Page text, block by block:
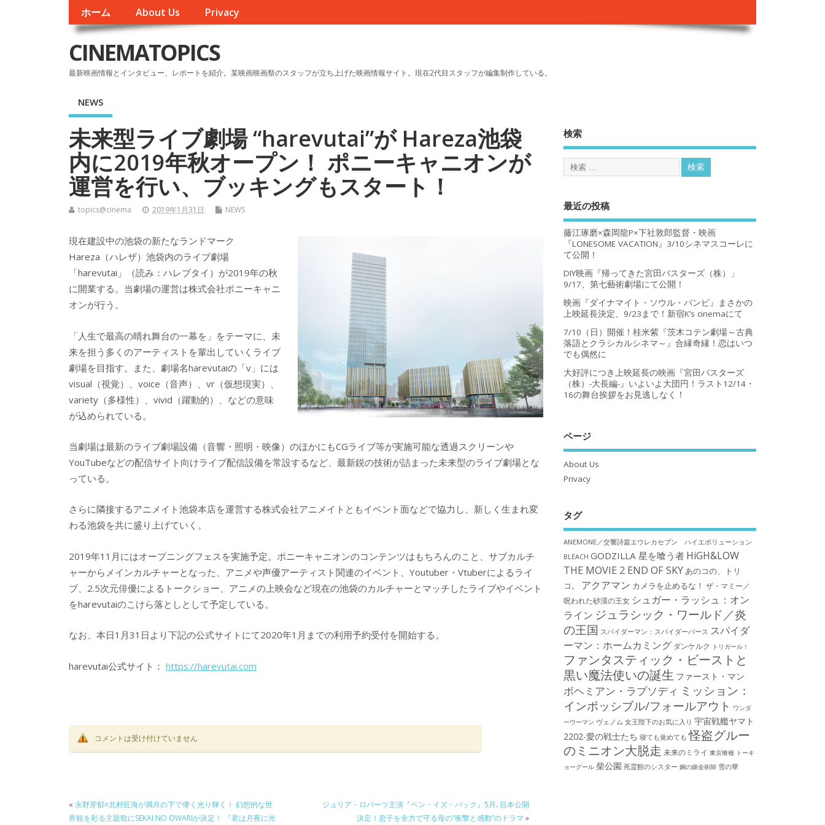
ホーム About Us Privacy
CINEMATOPICS
最新映画情報とインタビュー、レポートを紹介。某映画映画祭のスタッフが立ち上げた映画情報サイト。現在2代目スタッフが編集制作している。
NEWS
未来型ライブ劇場 “harevutai”が Hareza池袋
内に2019年秋オープン！ ポニーキャニオンが
運営を行い、ブッキングもスタート！
topics@cinema 2019年1月31日 NEWS
現在建設中の池袋の新たなランドマーク
Hareza（ハレザ）池袋内のライブ劇場
「harevutai」（読み：ハレブタイ）が2019年の秋
に開業する。当劇場の運営は株式会社ポニーキャニ
オンが行う。
「人生で最高の晴れ舞台の一幕を」をテーマに、未
来を担う多くのアーティストを輩出していくライブ
劇場を目指す。また、劇場名harevutaiの「v」には
visual（視覚）、voice（音声）、vr（仮想現実）、
variety（多様性）、vivid（躍動的）、などの意味
が込められている。
当劇場は最新のライブ劇場設備（音響・照明・映像）のほかにもCGライブ等が実施可能な透過スクリーンや
YouTubeなどの配信サイト向けライブ配信設備を常設するなど、最新鋭の技術が詰まった未来型のライブ劇場とな
っている。
さらに隣接するアニメイト池袋本店を運営する株式会社アニメイトともイベント面などで協力し、新しく生まれ変
わる池袋を共に盛り上げていく。
2019年11月にはオープニングフェスを実施予定。ポニーキャニオンのコンテンツはもちろんのこと、サブカルチ
ャーからメインカルチャーとなった、アニメや声優アーティスト関連のイベント、Youtuber・Vtuberによるライ
ブ、2.5次元俳優によるトークショー、アニメの上映会など現在の池袋のカルチャーとマッチしたライブやイベント
をharevutaiのこけら落としとして予定している。
なお、本日1月31日より下記の公式サイトにて2020年1月までの利用予約受付を開始する。
harevutai公式サイト： https://harevutai.com
コメントは受け付けていません
« 永野芽郁×北村匠海が満月の下で儚く光り輝く！ 幻想的な世
界観を彩る主題歌にSEKAI NO OWARIが決定！ 『君は月夜に光
ジュリア・ロバーツ主演『ベン・イズ・バック』5月､日本公開
決定！息子を全力で守る母の“衝撃と感動”のドラマ »
検索
最近の投稿
藤江琢磨×森岡龍P×下社敦郎監督・映画
『LONESOME VACATION』3/10シネマスコーレに
て公開！
DIY映画『帰ってきた宮田バスターズ（株）」
9/17、第七藝術劇場にて公開！
映画『ダイナマイト・ソウル・バンビ』まさかの
上映延長決定、9/23まで！新宿K’s cinemaにて
7/10（日）開催！桂米紫『茨木コテン劇場～古典
落語とクラシカルシネマ～』合縁奇縁！恋はいつ
でも偶然に
大好評につき上映延長の映画『宮田バスターズ
（株）-大長編-』いよいよ大団円！ラスト12/14・
16の舞台挨拶をお見逃しなく！
ページ
About Us
Privacy
タグ
ANEMONE／交響詩篇エウレカセブン ハイエボリューション
BLEACH GODZILLA 星を喰う者 HiGH&LOW
THE MOVIE 2 END OF SKY あのコの、トリ
コ。
アクアマン カメラを止めるな！ ザ・マミー／
呪われた砂漠の王女 シュガー・ラッシュ：オン
ライン ジュラシック・ワールド／炎
の王国 スパイダーマン：スパイダーバース スパイダ
ーマン：ホームカミング ダンケルク トリガール！
ファンタスティック・ビーストと
黒い魔法使いの誕生 ファースト・マン
ボヘミアン・ラプソディ ミッション：
インポッシブル/フォールアウト ワンダ
ーウーマン ヴェノム 女王陛下のお気に入り 宇宙戦艦ヤマト
2202-愛の戦士たち 寝ても覚めても 怪盗グルー
のミニオン大脱走 未来のミライ 東京喰種 トーキ
ョーグール 柴公園 死霊館のシスター 鋼の錬金術師 雪の華